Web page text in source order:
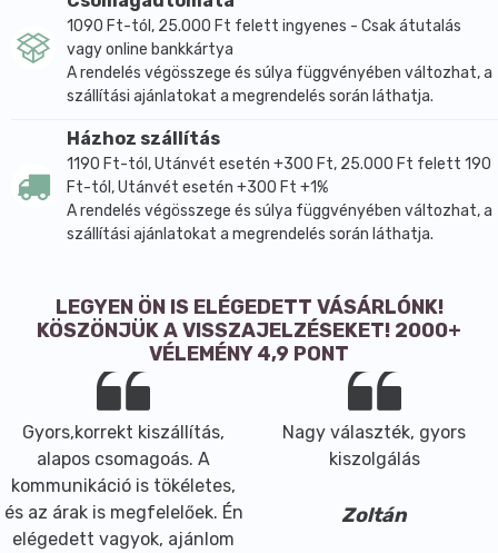
1090 Ft-tól, 25.000 Ft felett ingyenes - Csak átutalás
vagy online bankkártya
A rendelés végösszege és súlya függvényében változhat, a
szállítási ajánlatokat a megrendelés során láthatja.
Házhoz szállítás
1190 Ft-tól, Utánvét esetén +300 Ft, 25.000 Ft felett 190
Ft-tól, Utánvét esetén +300 Ft +1%
A rendelés végösszege és súlya függvényében változhat, a
szállítási ajánlatokat a megrendelés során láthatja.
LEGYEN ÖN IS ELÉGEDETT VÁSÁRLÓNK!
KÖSZÖNJÜK A VISSZAJELZÉSEKET! 2000+
VÉLEMÉNY 4,9 PONT
Gyors,korrekt kiszállítás,
alapos csomagoás. A
kommunikáció is tökéletes,
és az árak is megfelelőek. Én
elégedett vagyok, ajánlom
Nagy választék, gyors
kiszolgálás
Zoltán